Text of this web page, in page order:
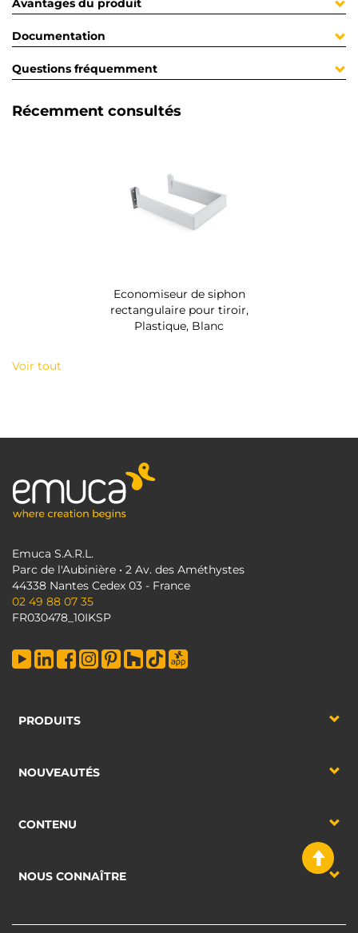
Avantages du produit
Documentation
Questions fréquemment
Récemment consultés
Economiseur de siphon
rectangulaire pour tiroir,
Plastique, Blanc
Voir tout
Emuca S.A.R.L.
Parc de l'Aubinière • 2 Av. des Améthystes
44338 Nantes Cedex 03 - France
02 49 88 07 35
FR030478_10IKSP
PRODUITS
NOUVEAUTÉS
CONTENU
NOUS CONNAÎTRE